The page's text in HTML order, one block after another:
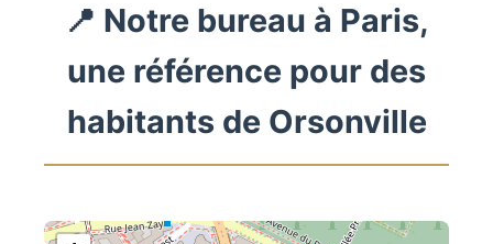
📍 Notre bureau à Paris,
une référence pour des
habitants de Orsonville